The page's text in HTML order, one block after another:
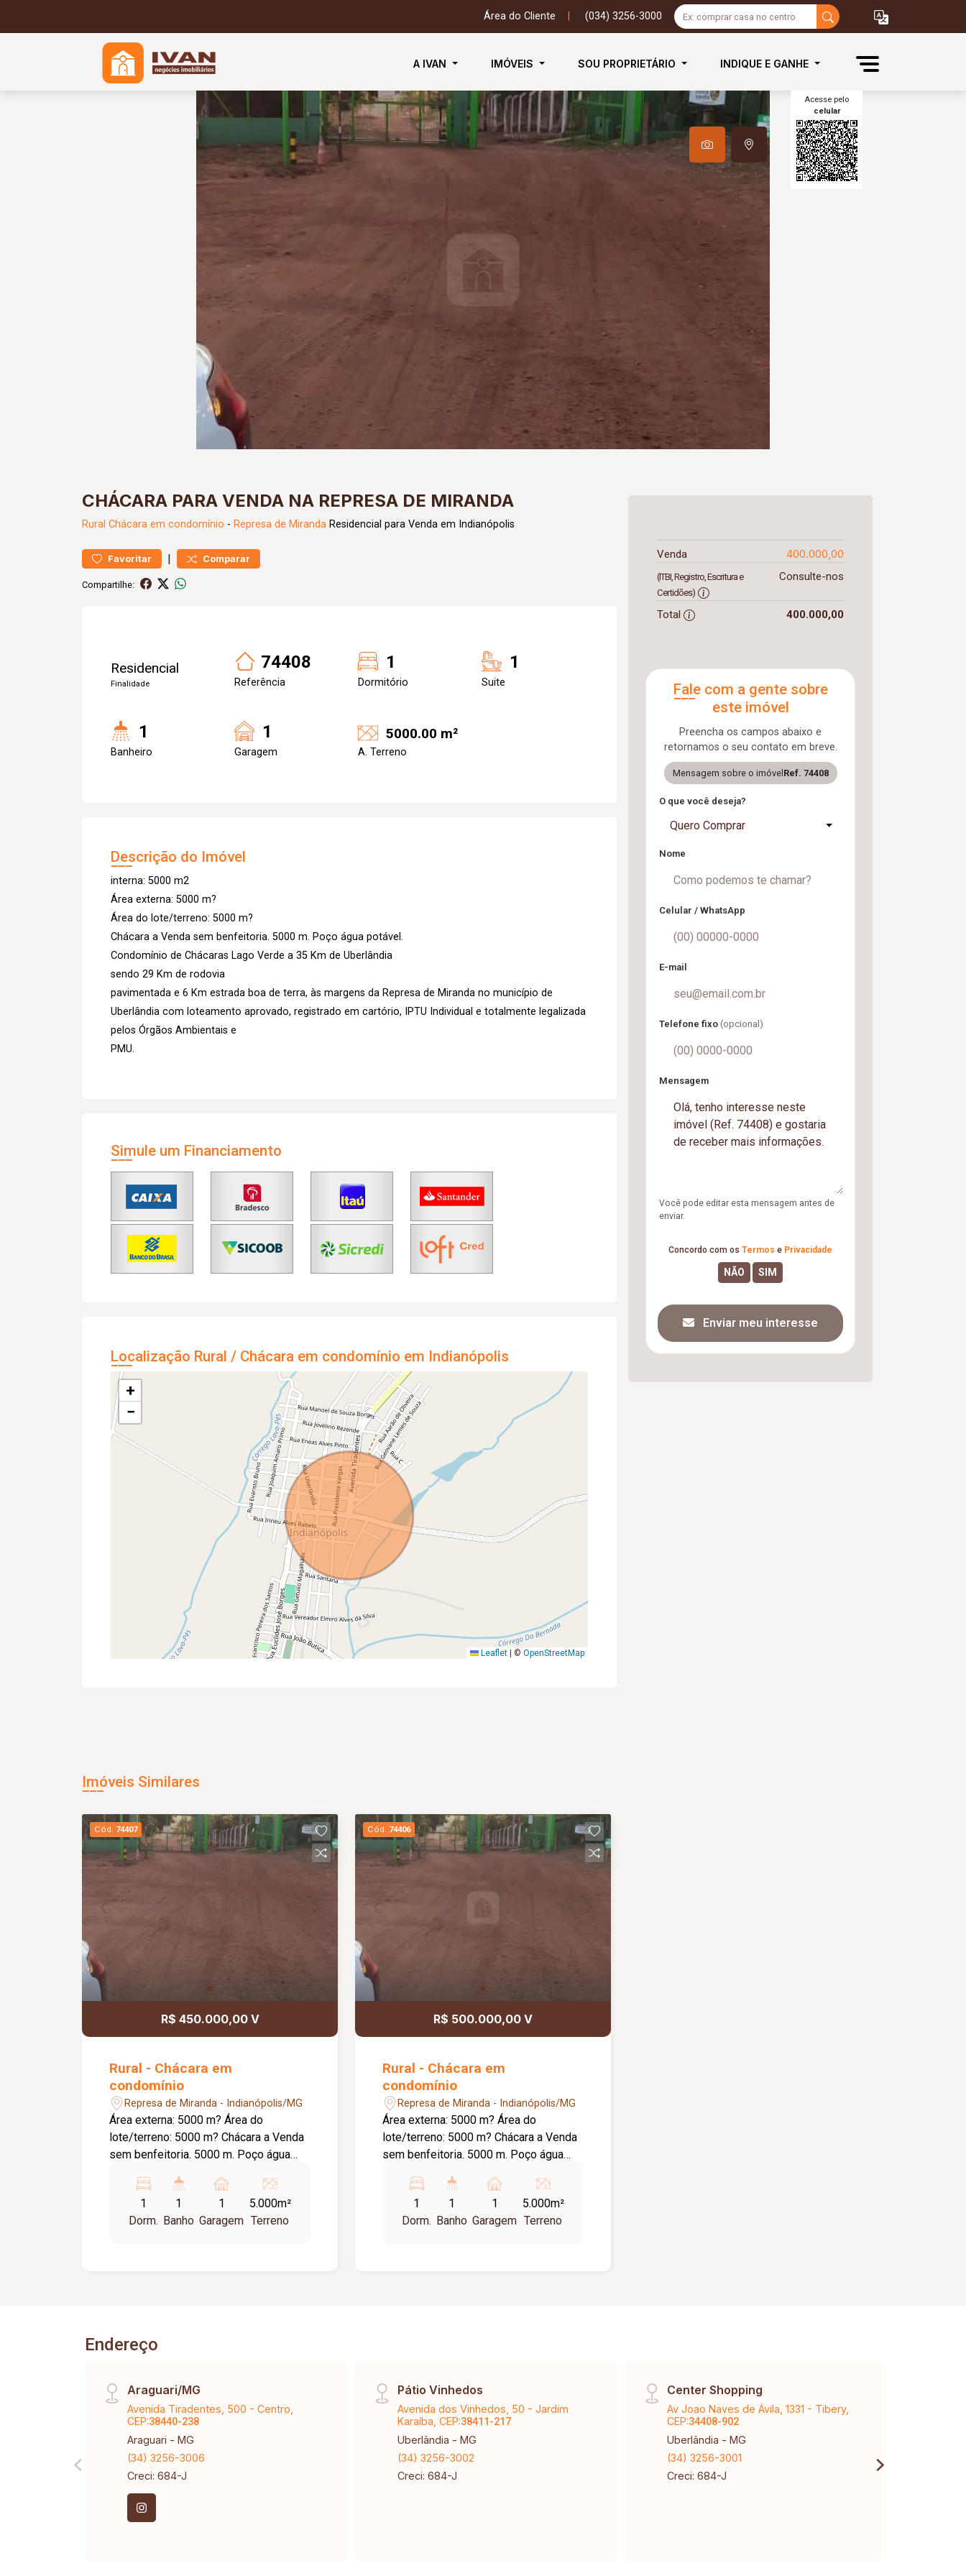
Área do Cliente (034) 3256-3000
A IVAN IMÓVEIS SOU PROPRIETÁRIO INDIQUE E GANHE
Acesse pelo
celular
CHÁCARA PARA VENDA NA REPRESA DE MIRANDA
Rural Chácara em condomínio - Represa de Miranda Residencial para Venda em Indianópolis
Favoritar | Comparar
Compartilhe:
Residencial
Finalidade
74408
Referência
1
Dormitório
1
Suite
1
Banheiro
1
Garagem
5000.00 m²
A. Terreno
Descrição do Imóvel
interna: 5000 m2
Área externa: 5000 m?
Área do lote/terreno: 5000 m?
Chácara a Venda sem benfeitoria. 5000 m. Poço água potável.
Condomínio de Chácaras Lago Verde a 35 Km de Uberlândia
sendo 29 Km de rodovia
pavimentada e 6 Km estrada boa de terra, às margens da Represa de Miranda no município de
Uberlândia com loteamento aprovado, registrado em cartório, IPTU Individual e totalmente legalizada
pelos Órgãos Ambientais e
PMU.
Simule um Financiamento
Localização Rural / Chácara em condomínio em Indianópolis
+
−
Leaflet © OpenStreetMap
Venda 400.000,00
(ITBI, Registro, Escritura e
Certidões)
Consulte-nos
Total 400.000,00
Fale com a gente sobre
este imóvel
Preencha os campos abaixo e
retornamos o seu contato em breve.
Mensagem sobre o imóvel Ref. 74408
O que você deseja?
Quero Comprar
Nome
Celular / WhatsApp
E-mail
Telefone fixo (opcional)
Mensagem
Você pode editar esta mensagem antes de
enviar.
Concordo com os Termos e Privacidade
Enviar meu interesse
Imóveis Similares
Cód. 74407
R$ 450.000,00 V
Rural - Chácara em
condomínio
Represa de Miranda - Indianópolis/MG
Área externa: 5000 m? Área do
lote/terreno: 5000 m? Chácara a Venda
sem benfeitoria. 5000 m. Poço água
Verde a 35 Km de Uberlândia sendo 29
Km de rodovia pavimentada e 6 Km
estrada boa de terra, às margens da
1
Dorm.
1
Banho
1
Garagem
5.000m²
Terreno
Cód. 74406
R$ 500.000,00 V
Rural - Chácara em
condomínio
Represa de Miranda - Indianópolis/MG
Área externa: 5000 m? Área do
lote/terreno: 5000 m? Chácara a Venda
sem benfeitoria. 5000 m. Poço água
Verde a 35 Km de Uberlândia sendo 29
Km de rodovia pavimentada e 6 Km
estrada boa de terra, às margens da
1
Dorm.
1
Banho
1
Garagem
5.000m²
Terreno
Endereço
Araguari/MG
Avenida Tiradentes, 500 - Centro,
CEP:38440-238
Araguari - MG
(34) 3256-3006
Creci: 684-J
Pátio Vinhedos
Avenida dos Vinhedos, 50 - Jardim
Karaíba, CEP:38411-217
Uberlândia - MG
(34) 3256-3002
Creci: 684-J
Center Shopping
Av Joao Naves de Ávila, 1331 - Tibery,
CEP:34408-902
Uberlândia - MG
(34) 3256-3001
Creci: 684-J